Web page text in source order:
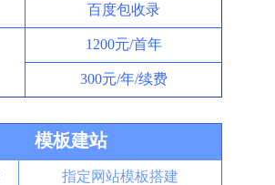
百度包收录
1200元/首年
300元/年/续费
模板建站
指定网站模板搭建